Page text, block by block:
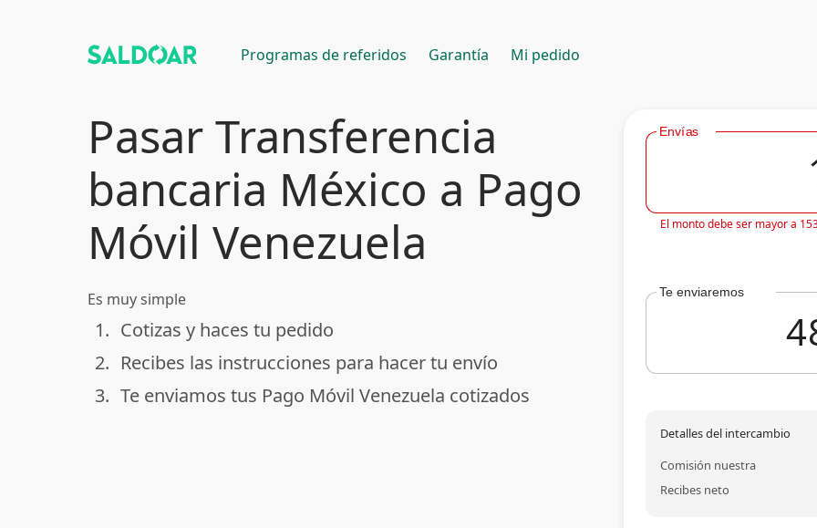
Programas de referidos Garantía Mi pedido
Pasar Transferencia
bancaria México a Pago
Móvil Venezuela
Es muy simple
done
1. Cotizas y haces tu pedido
done
2. Recibes las instrucciones para hacer tu envío
done
3. Te enviamos tus Pago Móvil Venezuela cotizados
Envías
El monto debe ser mayor a
Te enviaremos
Detalles del intercambio
Comisión nuestra
Recibes neto